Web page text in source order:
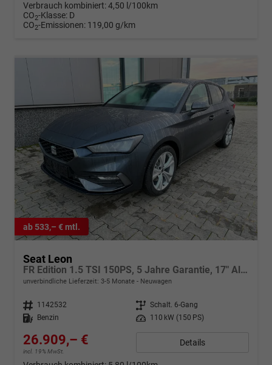
Verbrauch kombiniert:4,50 l/100km
CO2-Klasse: D
CO2-Emissionen: 119,00 g/km
ab 533,– € mtl.
Seat Leon
FR Edition 1.5 TSI 150PS, 5 Jahre Garantie, 17" Alu, Winterpaket, Alarm, 3-Zonen-Climatronic, Abgedunkelte Scheiben, Park Assistent, Rückfahrkamera, Parksensoren vorn/hinten, Sportsitze, NAVIGATION 12,9", Adaptiver Tempomat, TOTER-WINKEL, MATRIX-LED-SCHEINWERFER
unverbindliche Lieferzeit: 3-5 Monate Neuwagen
Fahrzeugnr. 1142532 Getriebe Schalt. 6-Gang
Kraftstoff
Benzin Leistung 110 kW (150 PS)
26.909,– €
incl. 19% MwSt.
Details